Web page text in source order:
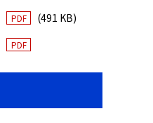
PDF (491 KB)
PDF